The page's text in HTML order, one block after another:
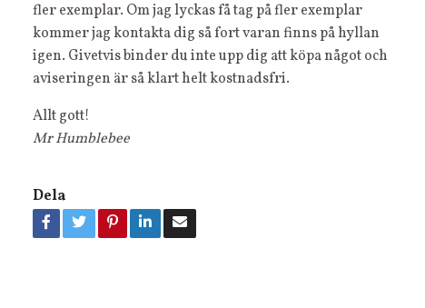
fler exemplar. Om jag lyckas få tag på fler exemplar
kommer jag kontakta dig så fort varan finns på hyllan
igen. Givetvis binder du inte upp dig att köpa något och
aviseringen är så klart helt kostnadsfri.
Allt gott!
Mr Humblebee
Dela